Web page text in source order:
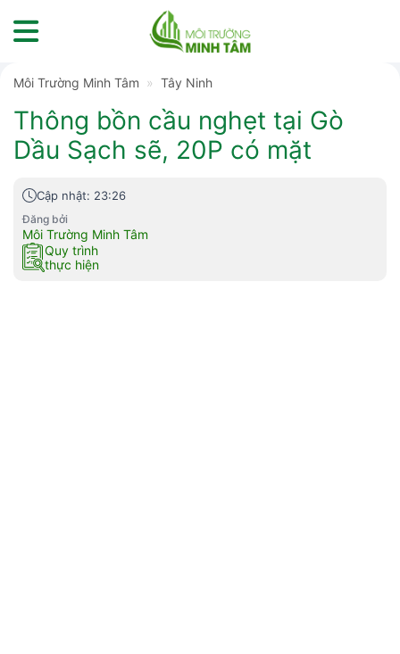
to
Môi Trường Minh Tâm » Tây Ninh
Thông bồn cầu nghẹt tại Gò
Dầu Sạch sẽ, 20P có mặt
Cập nhật: 23:26
Đăng bởi
Môi Trường Minh Tâm
Quy trình
thực hiện